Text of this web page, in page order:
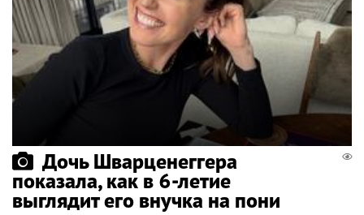
Дочь Шварценеггера
показала, как в 6-летие
выглядит его внучка на пони